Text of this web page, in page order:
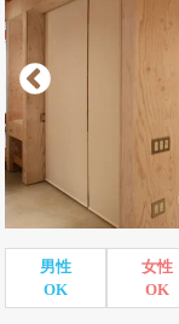
男性
OK
女性
OK